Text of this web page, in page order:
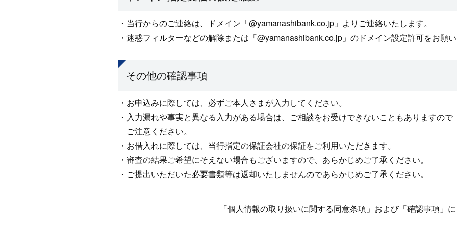
・当行からのご連絡は、ドメイン「@yamanashibank.co.jp」よりご連絡いたします。
・迷惑フィルターなどの解除または「@yamanashibank.co.jp」のドメイン設定許可をお願い
その他の確認事項
・お申込みに際しては、必ずご本人さまが入力してください。
・入力漏れや事実と異なる入力がある場合は、ご相談をお受けできないこともありますので
ご注意ください。
・お借入れに際しては、当行指定の保証会社の保証をご利用いただきます。
・審査の結果ご希望にそえない場合もございますので、あらかじめご了承ください。
・ご提出いただいた必要書類等は返却いたしませんのであらかじめご了承ください。
「個人情報の取り扱いに関する同意条項」および「確認事項」に